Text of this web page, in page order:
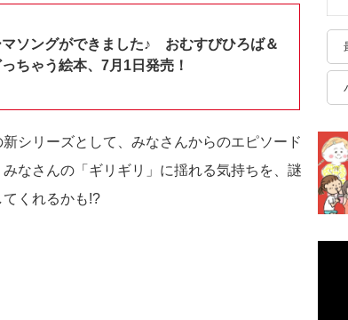
マソングができました♪ おむすびひろば＆
ちゃう絵本、7月1日発売！
シリーズとして、みなさんからのエピソード
なさんの「ギリギリ」に揺れる気持ちを、謎
くれるかも!?